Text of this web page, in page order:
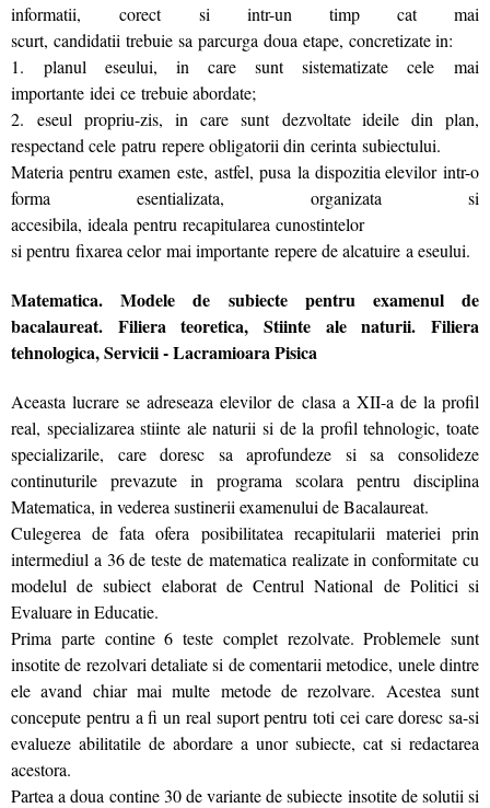
informatii, corect si intr-un timp cat mai
scurt, candidatii trebuie sa parcurga doua etape, concretizate in:
1. planul eseului, in care sunt sistematizate cele mai
importante idei ce trebuie abordate;
2. eseul propriu-zis, in care sunt dezvoltate ideile din plan,
respectand cele patru repere obligatorii din cerinta subiectului.
Materia pentru examen este, astfel, pusa la dispozitia elevilor intr-o
forma esentializata, organizata si
accesibila, ideala pentru recapitularea cunostintelor
si pentru fixarea celor mai importante repere de alcatuire a eseului.
Matematica. Modele de subiecte pentru examenul de
bacalaureat. Filiera teoretica, Stiinte ale naturii. Filiera
tehnologica, Servicii - Lacramioara Pisica
Aceasta lucrare se adreseaza elevilor de clasa a XII-a de la profil
real, specializarea stiinte ale naturii si de la profil tehnologic, toate
specializarile, care doresc sa aprofundeze si sa consolideze
continuturile prevazute in programa scolara pentru disciplina
Matematica, in vederea sustinerii examenului de Bacalaureat.
Culegerea de fata ofera posibilitatea recapitularii materiei prin
intermediul a 36 de teste de matematica realizate in conformitate cu
modelul de subiect elaborat de Centrul National de Politici si
Evaluare in Educatie.
Prima parte contine 6 teste complet rezolvate. Problemele sunt
insotite de rezolvari detaliate si de comentarii metodice, unele dintre
ele avand chiar mai multe metode de rezolvare. Acestea sunt
concepute pentru a fi un real suport pentru toti cei care doresc sa-si
evalueze abilitatile de abordare a unor subiecte, cat si redactarea
acestora.
Partea a doua contine 30 de variante de subiecte insotite de solutii si